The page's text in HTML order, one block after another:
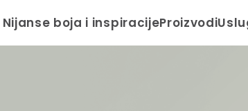
Nijanse boja i inspiracijeProizvodi